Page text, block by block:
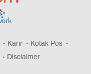
Karir
Kotak Pos
Disclaimer